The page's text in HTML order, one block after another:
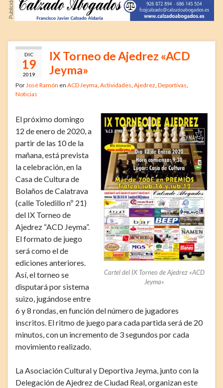
DIC
19
2019
IX Torneo de Ajedrez «ACD
Jeyma»
PorJosé Ramón en ACD Jeyma, Actividades, Ajedrez, Deportivas,
Noticias
Cartel del IX Torneo de Ajedrez «ACD
Jeyma»
El próximo domingo
12 de enero de 2020, a
partir de las 10 de la
mañana, está prevista
la celebración, en la
Casa de Cultura de
Bolaños de Calatrava
(calle Toledillo nº 21)
del IX Torneo de
Ajedrez “ACD Jeyma”.
El formato de juego
será como el de
ediciones anteriores.
Así, el torneo se
disputará por sistema
suizo, jugándose entre
6 y 8 rondas, en función del número de jugadores
inscritos. El ritmo de juego para cada partida será de 20
minutos, con un incremento de 3 segundos por cada
movimiento realizado.
La Asociación Cultural y Deportiva Jeyma, junto con la
Delegación de Ajedrez de Ciudad Real, organizan este